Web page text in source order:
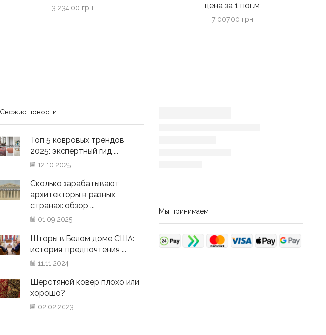
3 234,00 грн
цена за 1 пог.м
7 007,00 грн
Свежие новости
Топ 5 ковровых трендов
2025: экспертный гид ...
12.10.2025
Сколько зарабатывают
архитекторы в разных
странах: обзор ...
01.09.2025
Шторы в Белом доме США:
история, предпочтения ...
11.11.2024
Шерстяной ковер плохо или
хорошо?
02.02.2023
Мы принимаем